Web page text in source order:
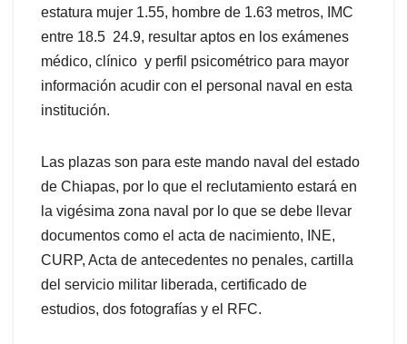
estatura mujer 1.55, hombre de 1.63 metros, IMC
entre 18.5 24.9, resultar aptos en los exámenes
médico, clínico y perfil psicométrico para mayor
información acudir con el personal naval en esta
institución.
Las plazas son para este mando naval del estado
de Chiapas, por lo que el reclutamiento estará en
la vigésima zona naval por lo que se debe llevar
documentos como el acta de nacimiento, INE,
CURP, Acta de antecedentes no penales, cartilla
del servicio militar liberada, certificado de
estudios, dos fotografías y el RFC.